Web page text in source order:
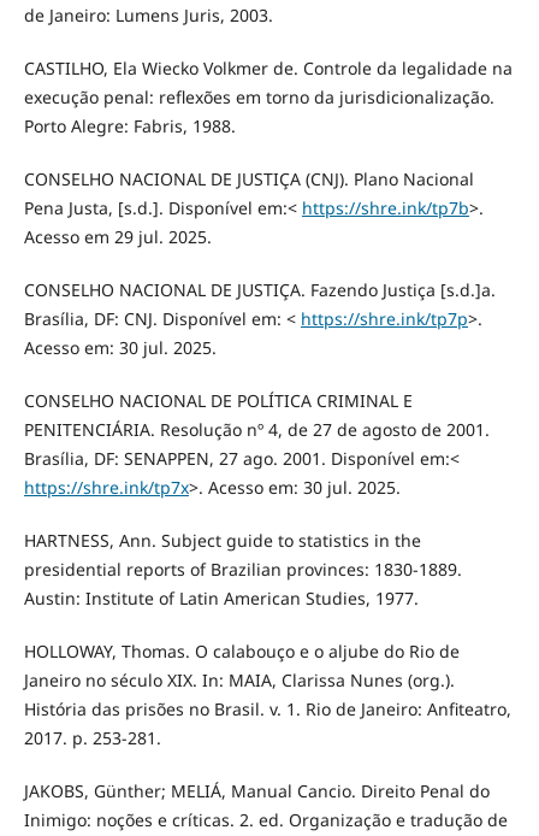
de Janeiro: Lumens Juris, 2003.
CASTILHO, Ela Wiecko Volkmer de. Controle da legalidade na
execução penal: reflexões em torno da jurisdicionalização.
Porto Alegre: Fabris, 1988.
CONSELHO NACIONAL DE JUSTIÇA (CNJ). Plano Nacional
Pena Justa, [s.d.]. Disponível em:< https://shre.ink/tp7b>.
Acesso em 29 jul. 2025.
CONSELHO NACIONAL DE JUSTIÇA. Fazendo Justiça [s.d.]a.
Brasília, DF: CNJ. Disponível em: < https://shre.ink/tp7p>.
Acesso em: 30 jul. 2025.
CONSELHO NACIONAL DE POLÍTICA CRIMINAL E
PENITENCIÁRIA. Resolução nº 4, de 27 de agosto de 2001.
Brasília, DF: SENAPPEN, 27 ago. 2001. Disponível em:<
https://shre.ink/tp7x>. Acesso em: 30 jul. 2025.
HARTNESS, Ann. Subject guide to statistics in the
presidential reports of Brazilian provinces: 1830-1889.
Austin: Institute of Latin American Studies, 1977.
HOLLOWAY, Thomas. O calabouço e o aljube do Rio de
Janeiro no século XIX. In: MAIA, Clarissa Nunes (org.).
História das prisões no Brasil. v. 1. Rio de Janeiro: Anfiteatro,
2017. p. 253-281.
JAKOBS, Günther; MELIÁ, Manual Cancio. Direito Penal do
Inimigo: noções e críticas. 2. ed. Organização e tradução de